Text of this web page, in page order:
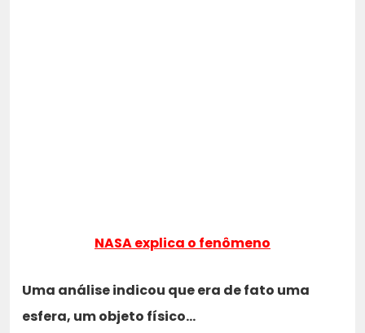
NASA explica o fenômeno
Uma análise indicou que era de fato uma
esfera, um objeto físico…